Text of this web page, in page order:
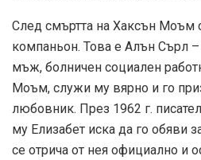
След смъртта на Хаксън Моъм
компаньон. Това е Алън Сърл
мъж, болничен социален
Моъм, служи му вярно и го
любовник. През 1962 г.
му Елизабет иска да го обяви
се отрича от нея официално и